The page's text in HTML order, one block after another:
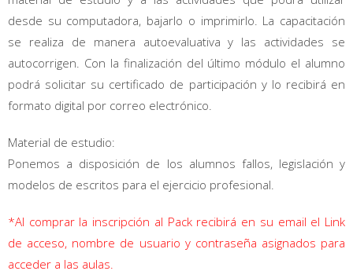
desde su computadora, bajarlo o imprimirlo. La capacitación
se realiza de manera autoevaluativa y las actividades se
autocorrigen. Con la finalización del último módulo el alumno
podrá solicitar su certificado de participación y lo recibirá en
formato digital por correo electrónico.
Material de estudio:
Ponemos a disposición de los alumnos fallos, legislación y
modelos de escritos para el ejercicio profesional.
*Al comprar la inscripción al Pack recibirá en su email el Link
de acceso, nombre de usuario y contraseña asignados para
acceder a las aulas.